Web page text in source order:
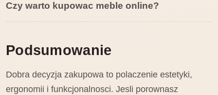
Czy warto kupowac meble online?
Podsumowanie
Dobra decyzja zakupowa to polaczenie estetyki,
ergonomii i funkcjonalnosci. Jesli porownasz